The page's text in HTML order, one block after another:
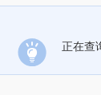
正在查